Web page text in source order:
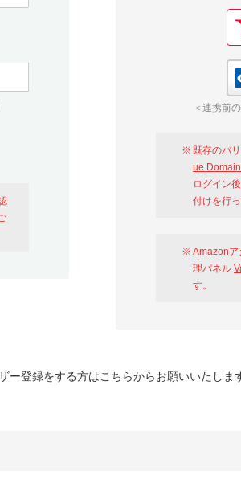
＜連携前
既存のバ
ue
ログイン
付けを行
Amazonア
理パネル
す。
登録をする方はこちらからお願いいたしま